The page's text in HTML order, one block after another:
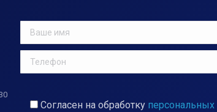
Согласен на обработку